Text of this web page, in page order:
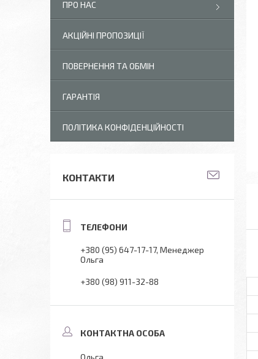
ПРО НАС
АКЦІЙНІ ПРОПОЗИЦІЇ
ПОВЕРНЕННЯ ТА ОБМІН
ГАРАНТІЯ
ПОЛІТИКА КОНФІДЕНЦІЙНОСТІ
КОНТАКТИ
+380 (95) 647-17-17 Менеджер
Ольга
+380 (98) 911-32-88
Ольга